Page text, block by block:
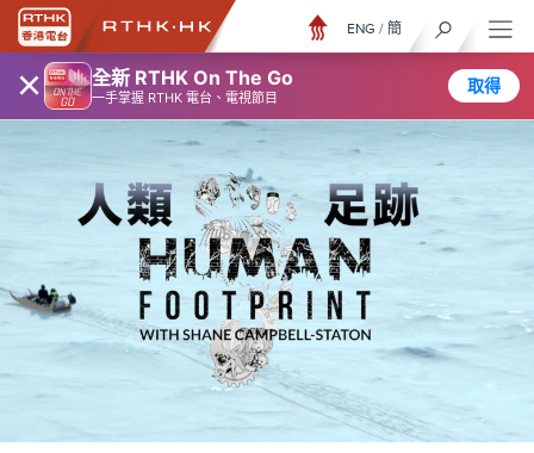
× 全新 RTHK On The Go
一手掌握 RTHK 電台、電視節目
取得
ENG / 簡